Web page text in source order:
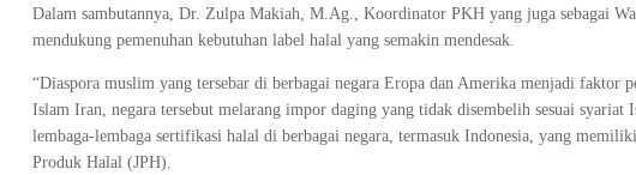
Dalam sambutannya, Dr. Zulpa Makiah, M.Ag., Koordinator PKH yang juga sebagai
mendukung pemenuhan kebutuhan label halal yang semakin mendesak.
“Diaspora muslim yang tersebar di berbagai negara Eropa dan Amerika menjadi faktor
Islam Iran, negara tersebut melarang impor daging yang tidak disembelih sesuai
lembaga-lembaga sertifikasi halal di berbagai negara, termasuk Indonesia, yang
Produk Halal (JPH).